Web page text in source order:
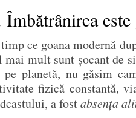
Îmbătrânirea
ce goana modernă
mai mult sunt șocant de
pe planetă, nu găsim
fizică constantă,
a fostabsența